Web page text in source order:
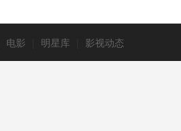
电影 明星库 影视动态